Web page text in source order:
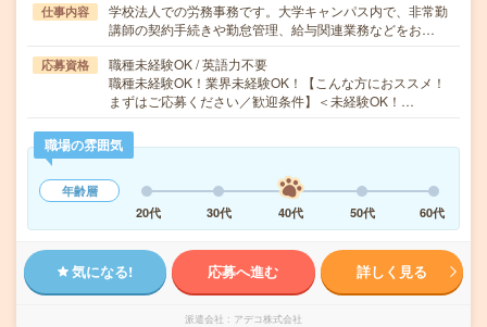
仕事内容
学校法人での労務事務です。大学キャンパス内で、非常勤
講師の契約手続きや勤怠管理、給与関連業務などをお…
応募資格
職種未経験OK / 英語力不要
職種未経験OK！業界未経験OK！【こんな方におススメ！
まずはご応募ください／歓迎条件】＜未経験OK！…
職場の雰囲気
年齢層
20代
30代 40代 50代 60代
気になる! 応募へ進む 詳しく見る
派遣会社 アデコ株式会社